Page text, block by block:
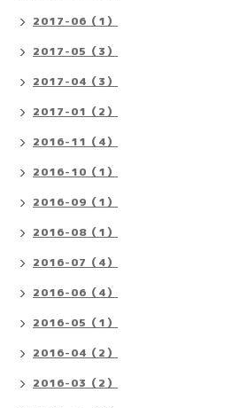
2017-06（1）
2017-05（3）
2017-04（3）
2017-01（2）
2016-11（4）
2016-10（1）
2016-09（1）
2016-08（1）
2016-07（4）
2016-06（4）
2016-05（1）
2016-04（2）
2016-03（2）